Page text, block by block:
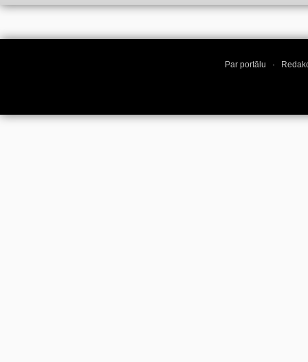
Par portālu ·